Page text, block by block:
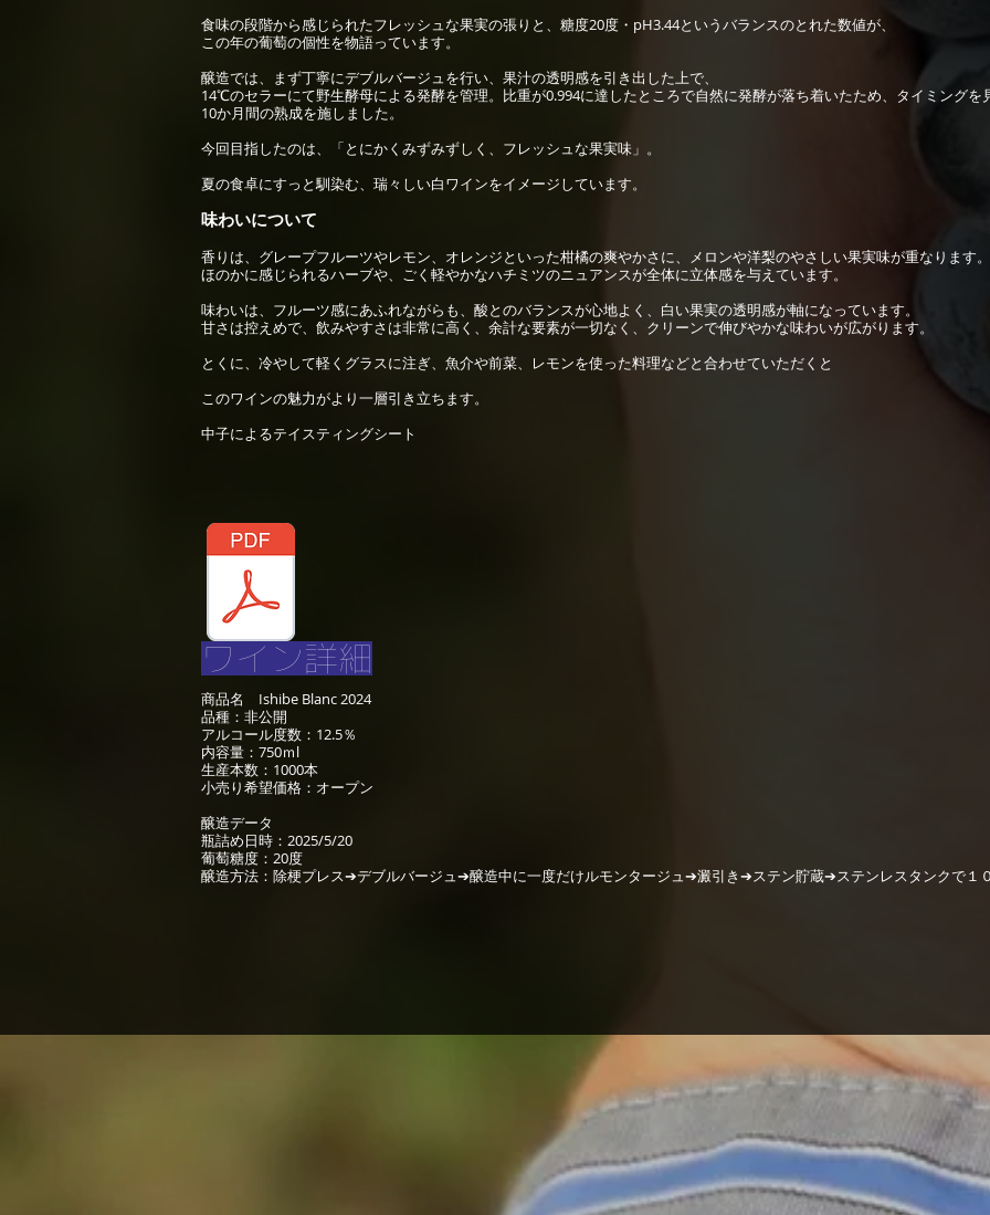
食味の段階から感じられたフレッシュな果実の張りと、糖度20度・pH3.44というバランスのとれた数値が、
この年の葡萄の個性を物語っています。
醸造では、まず丁寧にデブルバージュを行い、果汁の透明感を引き出した上で、
14℃のセラーにて野生酵母による発酵を管理。比重が0.994に達したところで自然に発酵が落ち着いたため、タイミング
10か月間の熟成を施しました。
今回目指したのは、「とにかくみずみずしく、フレッシュな果実味」。
夏の食卓にすっと馴染む、瑞々しい白ワインをイメージしています。
味わいについて
香りは、グレープフルーツやレモン、オレンジといった柑橘の爽やかさに、メロンや洋梨のやさしい果実味が重なります。
ほのかに感じられるハーブや、ごく軽やかなハチミツのニュアンスが全体に立体感を与えています。
味わいは、フルーツ感にあふれながらも、酸とのバランスが心地よく、白い果実の透明感が軸になっています。
甘さは控えめで、飲みやすさは非常に高く、余計な要素が一切なく、クリーンで伸びやかな味わいが広がります。
とくに、冷やして軽くグラスに注ぎ、魚介や前菜、レモンを使った料理などと合わせていただくと
このワインの魅力がより一層引き立ちます。
​中子によるテイスティングシート
ワイン詳細
商品名 Ishibe Blanc 2024
品種：非公開
アルコール度数：12.5％
内容量：750ｍl
生産本数：1000本
小売り希望価格：オープン
醸造データ
瓶詰め日時：2025/5/20
葡萄糖度：20度
醸造方法：除梗プレス➔デブルバージュ➔醸造中に一度だけルモンタージュ➔澱引き➔ステン貯蔵➔ステンレスタンクで１